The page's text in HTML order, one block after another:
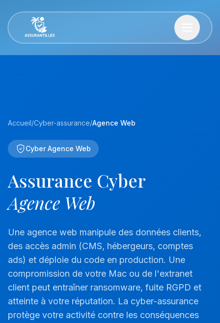
Accueil/Cyber-assurance/Agence Web
Cyber Agence Web
Assurance Cyber
Agence Web
Une agence web manipule des données clients,
des accès admin (CMS, hébergeurs, comptes
ads) et déploie du code en production. Une
compromission de votre Mac ou de l'extranet
client peut entraîner ransomware, fuite RGPD et
atteinte à votre réputation. La cyber-assurance
protège votre activité contre les conséquences